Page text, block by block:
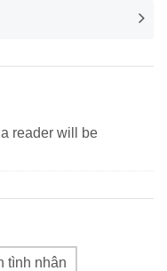
reader will be
tình nhân